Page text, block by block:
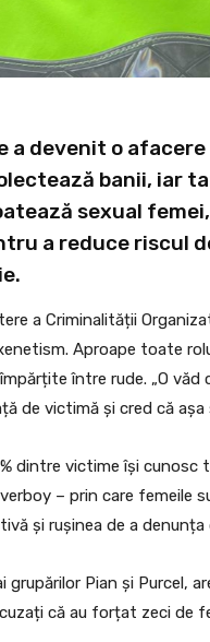
a devenit o
banii, iar
sexual
a reduce riscul
a Criminalității
Aproape toate
între rude. „O văd
de victimă și cred că așa
dintre victime își cunosc
– prin care femeile
și rușinea de a denunța
grupărilor Pian și Purcel,
că au forțat zeci de